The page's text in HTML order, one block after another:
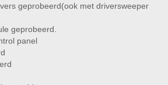
geprobeerd(ook met driversweeper
geprobeerd.
panel